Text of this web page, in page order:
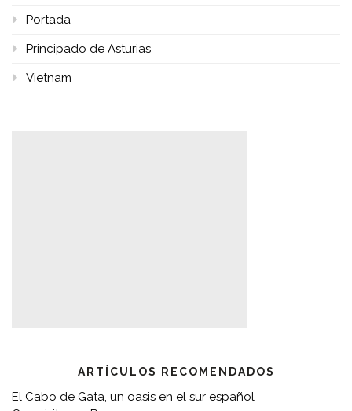
Portada
Principado de Asturias
Vietnam
ARTÍCULOS RECOMENDADOS
El Cabo de Gata, un oasis en el sur español